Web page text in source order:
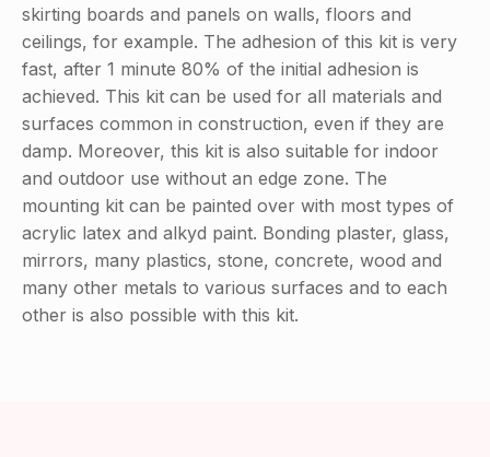
skirting boards and panels on walls, floors and
ceilings, for example. The adhesion of this kit is very
fast, after 1 minute 80% of the initial adhesion is
achieved. This kit can be used for all materials and
surfaces common in construction, even if they are
damp. Moreover, this kit is also suitable for indoor
and outdoor use without an edge zone. The
mounting kit can be painted over with most types of
acrylic latex and alkyd paint. Bonding plaster, glass,
mirrors, many plastics, stone, concrete, wood and
many other metals to various surfaces and to each
other is also possible with this kit.